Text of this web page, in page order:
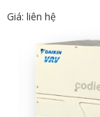
Giá: liên hệ